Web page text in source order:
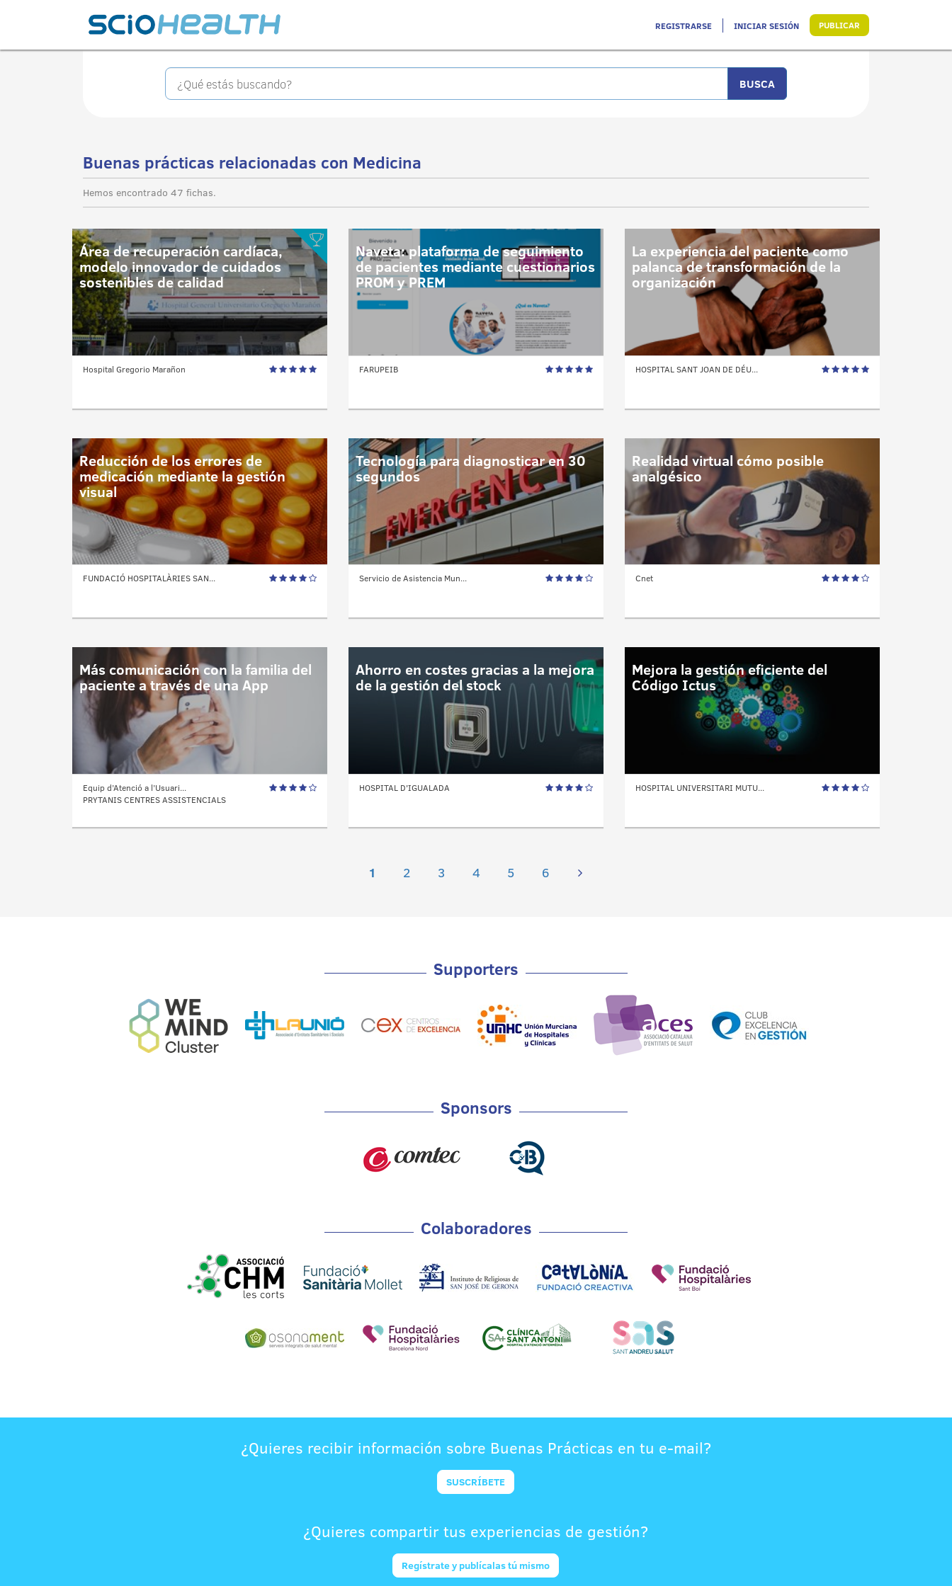
REGISTRARSE INICIAR SESIÓN PUBLICAR
Buenas prácticas relacionadas con Medicina
Hemos encontrado 47 fichas.
Área de recuperación cardíaca,
modelo innovador de cuidados
sostenibles de calidad
Hospital Gregorio Marañon
Naveta: plataforma de seguimiento
de pacientes mediante cuestionarios
PROM y PREM
FARUPEIB
La experiencia del paciente como
palanca de transformación de la
organización
HOSPITAL SANT JOAN DE DÉU...
Reducción de los errores de
medicación mediante la gestión
visual
FUNDACIÓ HOSPITALÀRIES SAN...
Tecnología para diagnosticar en 30
segundos
Servicio de Asistencia Mun...
Realidad virtual cómo posible
analgésico
Cnet
Más comunicación con la familia del
paciente a través de una App
Equip d’Atenció a l’Usuari...
PRYTANIS CENTRES ASSISTENCIALS
Ahorro en costes gracias a la mejora
de la gestión del stock
HOSPITAL D'IGUALADA
Mejora la gestión eficiente del
Código Ictus
HOSPITAL UNIVERSITARI MUTU...
1 2 3 4 5 6
Supporters
Sponsors
Colaboradores
¿Quieres recibir información sobre Buenas Prácticas en tu e-mail?
SUSCRÍBETE
¿Quieres compartir tus experiencias de gestión?
Regístrate y publícalas tú mismo